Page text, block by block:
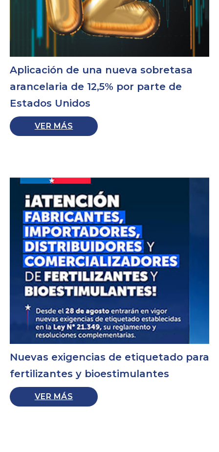
Aplicación de una nueva sobretasa
arancelaria de 12,5% por parte de
Estados Unidos
VER MÁS
Nuevas exigencias de etiquetado para
fertilizantes y bioestimulantes
VER MÁS